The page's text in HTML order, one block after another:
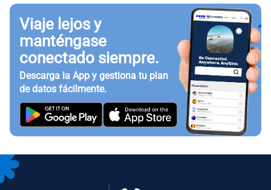
Viaje lejos y
manténgase
conectado siempre.
Descarga la App y gestiona tu plan
de datos fácilmente.